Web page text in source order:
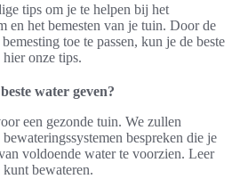
tips om je te helpen bij het
en het bemesten van je tuin. Door de
toe te passen, kun je de beste
onze tips.
water geven?
een gezonde tuin. We zullen
bespreken die je
voldoende water te voorzien. Leer
bewateren.